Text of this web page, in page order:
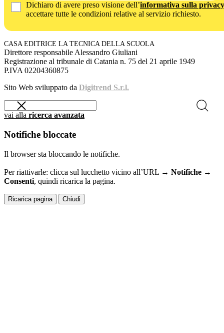
Dichiaro di avere preso visione dell’informativa sulla privacy
accettare tutte le condizioni relative al servizio richiesto.
CASA EDITRICE LA TECNICA DELLA SCUOLA
Direttore responsabile Alessandro Giuliani
Registrazione al tribunale di Catania n. 75 del 21 aprile 1949
P.IVA 02204360875
Sito Web sviluppato da Digitrend S.r.l.
vai alla ricerca avanzata
Notifiche bloccate
Il browser sta bloccando le notifiche.
Per riattivarle: clicca sul lucchetto vicino all’URL → Notifiche →
Consenti, quindi ricarica la pagina.
Ricarica pagina Chiudi